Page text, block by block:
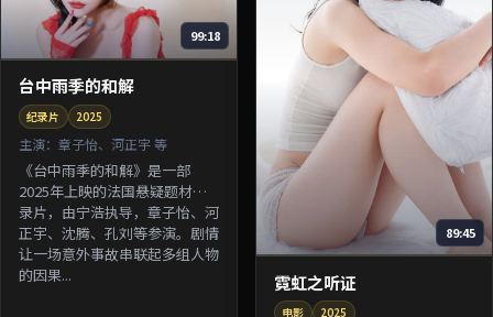
99:18
台中雨季的和解
纪录片 2025
主演： 章子怡、河正宇 等
《台中雨季的和解》是一部
2025年上映的法国悬疑题材纪
录片，由宁浩执导，章子怡、河
正宇、沈腾、孔刘等参演。剧情
让一场意外事故串联起多组人物
的因果...
89:45
霓虹之听证
电影 2025